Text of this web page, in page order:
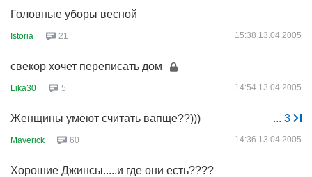
Головные уборы весной
Istoria 21 15:38 13.04.2005
свекор хочет переписать дом
Lika30 5 14:54 13.04.2005
... 3
Женщины умеют считать вапще??)))
Maverick 60 14:36 13.04.2005
Хорошие Джинсы.....и где они есть????